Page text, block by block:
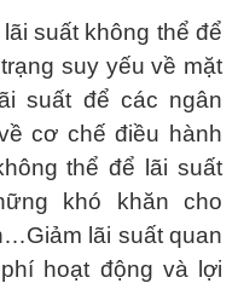
suất không thể để
suy yếu về mặt
suất để các ngân
cơ chế điều hành
thể để lãi suất
khó khăn cho
lãi suất quan
hoạt động và lợi